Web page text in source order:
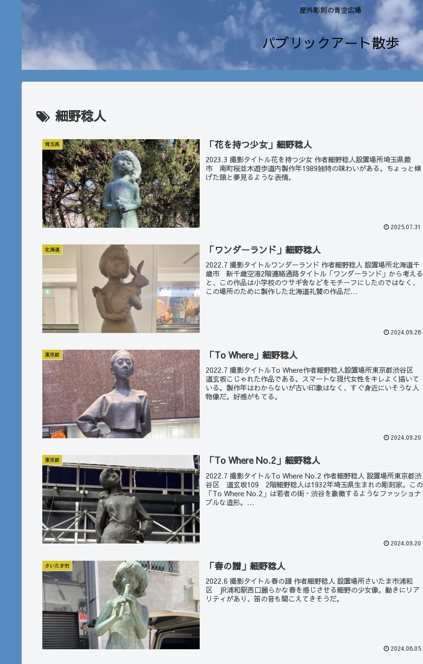
屋外彫刻の青空広場
パブリックアート散歩
細野稔人
埼玉県 「花を持つ少女」細野稔人
2023.3 撮影タイトル花を持つ少女 作者細野稔人設置場所埼玉県蕨
市 南町桜並木遊歩道内製作年1989独特の味わいがある。ちょっと傾
げた頭と夢見るような表情。
2025.07.31
北海道 「ワンダーランド」細野稔人
2022.7 撮影タイトルワンダーランド 作者細野稔人 設置場所北海道千
歳市 新千歳空港2階連絡通路タイトル「ワンダーランド」から考える
と、この作品は小学校のウサギ舎などをモチーフにしたのではなく、
この場所のために製作した北海道礼賛の作品だ...
2024.09.28
東京都 「To Where」細野稔人
2022.7 撮影タイトルTo Where作者細野稔人設置場所東京都渋谷区
道玄坂こじゃれた作品である。スマートな現代女性をキレよく描いて
いる。製作年はわからないが古い印象はなく、すぐ身近にいそうな人
物像だ。好感がもてる。
2024.09.20
東京都 「To Where No.2」細野稔人
2022.7 撮影タイトルTo Where No.2 作者細野稔人 設置場所東京都渋
谷区 道玄坂109 2階細野稔人は1932年埼玉県生まれの彫刻家。この
「To Where No.2」は若者の街・渋谷を象徴するようなファッショナ
ブルな造形。...
2024.09.20
さいたま市 「春の譜」細野稔人
2022.6 撮影タイトル春の譜 作者細野稔人 設置場所さいたま市浦和
区 JR浦和駅西口麗らかな春を感じさせる細野の少女像。動きにリア
リティがあり、笛の音も聞こえてきそうだ。
2024.08.05